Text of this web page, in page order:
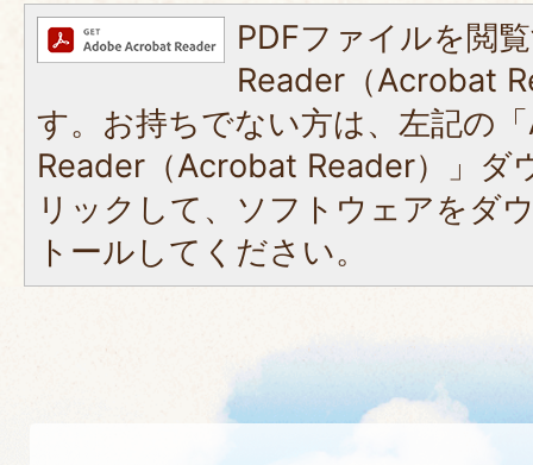
PDFファイルを閲
Reader（Acrobat
す。お持ちでない方は、左記の
Reader（Acrobat Reader）」ダ
リックして、ソフトウェアをダ
トールしてください。